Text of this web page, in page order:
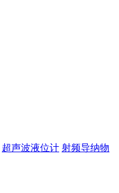
超声波液位计 射频导纳物